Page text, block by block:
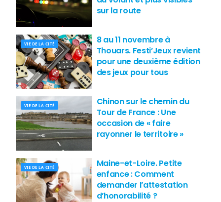
sur la route
VIE DE LA CITÉ
8 au 11 novembre à
Thouars. Festi’Jeux revient
pour une deuxième édition
des jeux pour tous
VIE DE LA CITÉ
Chinon sur le chemin du
Tour de France : Une
occasion de « faire
rayonner le territoire »
VIE DE LA CITÉ
Maine-et-Loire. Petite
enfance : Comment
demander l’attestation
d’honorabilité ?